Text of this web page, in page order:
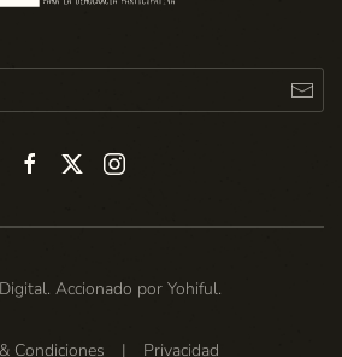
Accionado por Yohiful.
Condiciones | Privacidad